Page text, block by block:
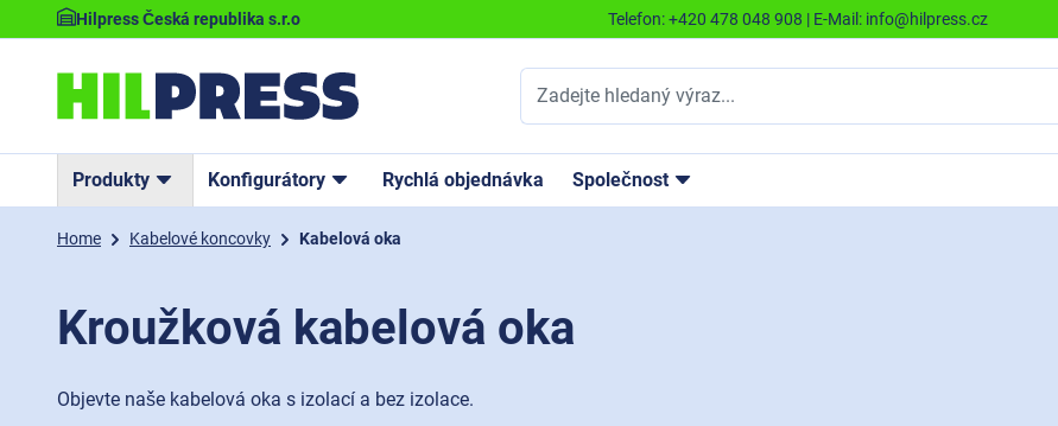
Hilpress Česká republika s.r.o Telefon:+420 478 048 908 | E-Mail: info@hilpress.cz
Produkty Konfigurátory Rychlá objednávka Společnost
Home Kabelové koncovky Kabelová oka
Kroužková kabelová oka
Objevte naše kabelová oka s izolací a bez izolace.